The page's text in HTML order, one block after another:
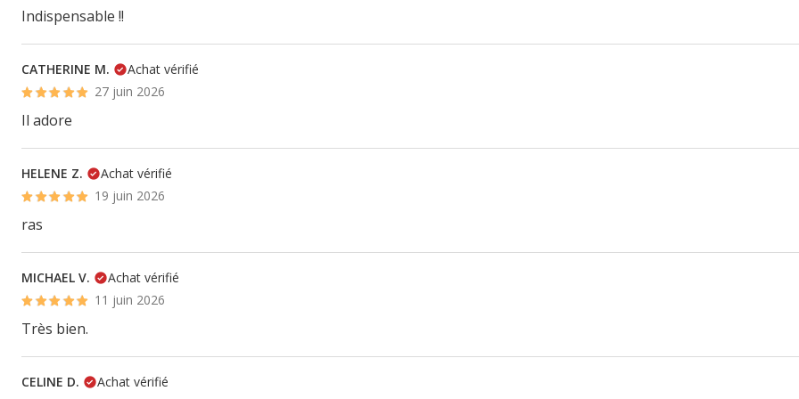
Indispensable !!
CATHERINE M.
Achat vérifié
27 juin 2026
Il adore
HELENE Z.
Achat vérifié
19 juin 2026
ras
MICHAEL V.
Achat vérifié
11 juin 2026
Très bien.
CELINE D.
Achat vérifié